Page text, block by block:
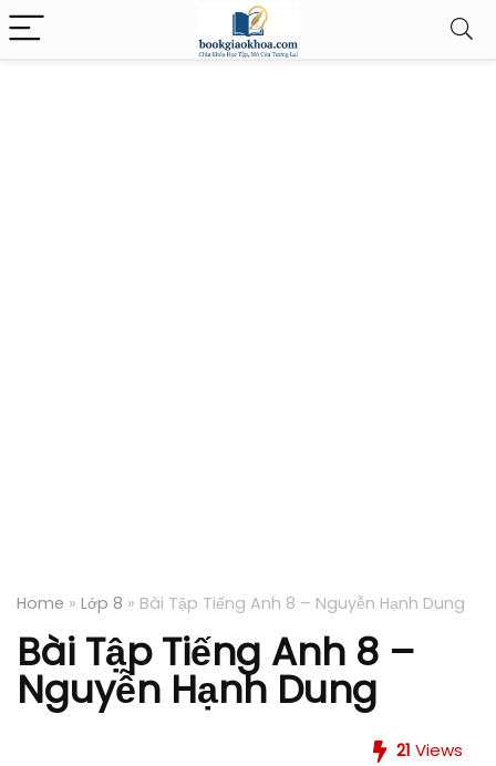
Home » Lớp 8 » Bài Tập Tiếng Anh 8 – Nguyễn Hạnh Dung
Bài Tập Tiếng Anh 8 –
Nguyễn Hạnh Dung
21 Views